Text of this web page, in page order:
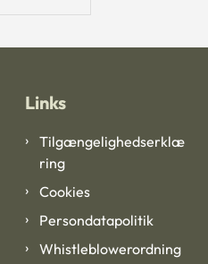
Links
Tilgængelighedserklæ
ring
Cookies
Persondatapolitik
Whistleblowerordning